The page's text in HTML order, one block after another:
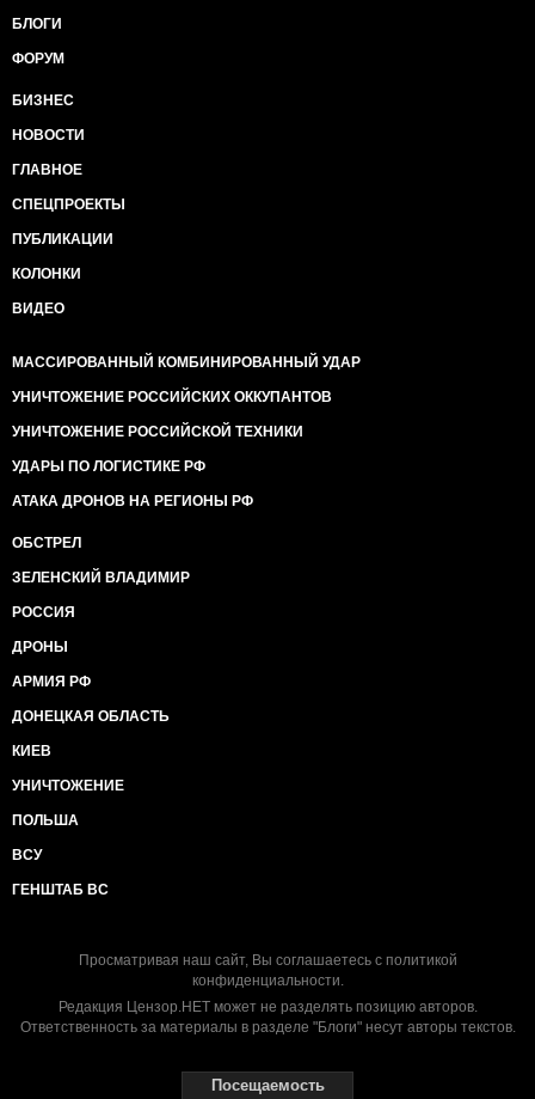
БЛОГИ
ФОРУМ
БИЗНЕС
НОВОСТИ
ГЛАВНОЕ
СПЕЦПРОЕКТЫ
ПУБЛИКАЦИИ
КОЛОНКИ
ВИДЕО
МАССИРОВАННЫЙ КОМБИНИРОВАННЫЙ УДАР
УНИЧТОЖЕНИЕ РОССИЙСКИХ ОККУПАНТОВ
УНИЧТОЖЕНИЕ РОССИЙСКОЙ ТЕХНИКИ
УДАРЫ ПО ЛОГИСТИКЕ РФ
АТАКА ДРОНОВ НА РЕГИОНЫ РФ
ОБСТРЕЛ
ЗЕЛЕНСКИЙ ВЛАДИМИР
РОССИЯ
ДРОНЫ
АРМИЯ РФ
ДОНЕЦКАЯ ОБЛАСТЬ
КИЕВ
УНИЧТОЖЕНИЕ
ПОЛЬША
ВСУ
ГЕНШТАБ ВС
Просматривая наш сайт, Вы соглашаетесь с политикой
конфиденциальности.
Редакция Цензор.НЕТ может не разделять позицию авторов.
Ответственность за материалы в разделе "Блоги" несут авторы текстов.
Посещаемость